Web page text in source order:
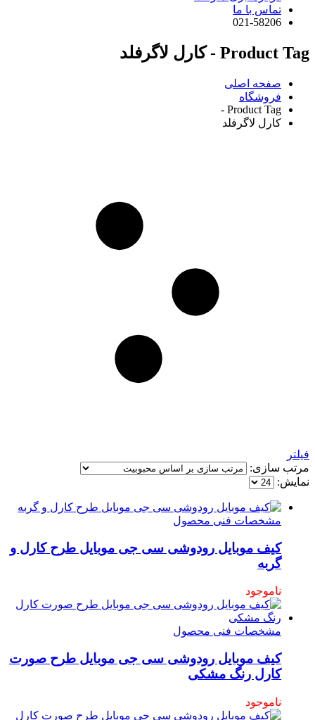
تماس با ما
021-58206
Product Tag - کارل لاگرفلد
صفحه اصلی
فروشگاه
Product Tag -
کارل لاگرفلد
فیلتر
مرتب سازی:
نمایش:
مشخصات فنی محصول
کیف موبایل رودوشی سی جی موبایل طرح کارل و
گربه
ناموجود
مشخصات فنی محصول
کیف موبایل رودوشی سی جی موبایل طرح صورت
کارل رنگ مشکی
ناموجود